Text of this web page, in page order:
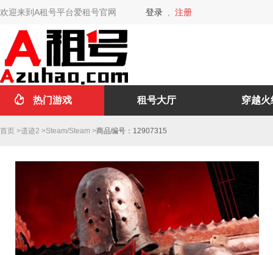
欢迎来到A租号平台爱租号官网 登录 注册
热门游戏 租号大厅 穿越火
首页 >遗迹2 >Steam/Steam >商品编号：12907315